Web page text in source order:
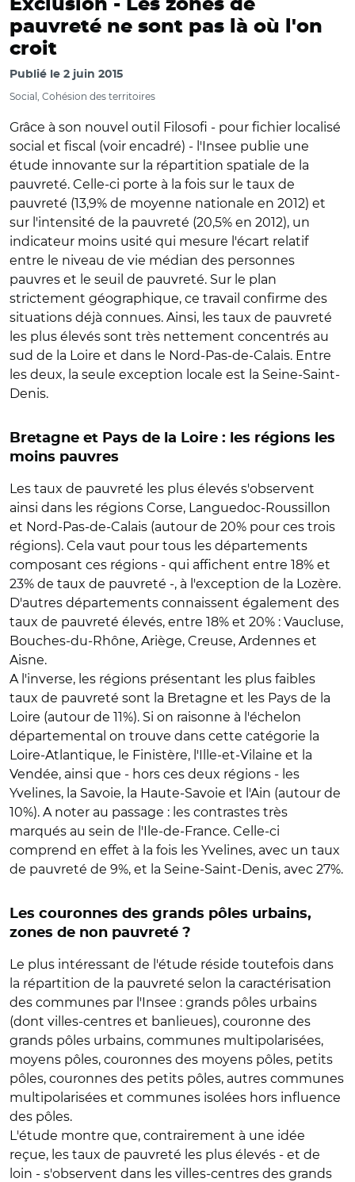
Exclusion - Les zones de
pauvreté ne sont pas là où l'on
croit
Publié le 2 juin 2015
Social, Cohésion des territoires
Grâce à son nouvel outil Filosofi - pour fichier localisé
social et fiscal (voir encadré) - l'Insee publie une
étude innovante sur la répartition spatiale de la
pauvreté. Celle-ci porte à la fois sur le taux de
pauvreté (13,9% de moyenne nationale en 2012) et
sur l'intensité de la pauvreté (20,5% en 2012), un
indicateur moins usité qui mesure l'écart relatif
entre le niveau de vie médian des personnes
pauvres et le seuil de pauvreté. Sur le plan
strictement géographique, ce travail confirme des
situations déjà connues. Ainsi, les taux de pauvreté
les plus élevés sont très nettement concentrés au
sud de la Loire et dans le Nord-Pas-de-Calais. Entre
les deux, la seule exception locale est la Seine-Saint-
Denis.
Bretagne et Pays de la Loire : les régions les
moins pauvres
Les taux de pauvreté les plus élevés s'observent
ainsi dans les régions Corse, Languedoc-Roussillon
et Nord-Pas-de-Calais (autour de 20% pour ces trois
régions). Cela vaut pour tous les départements
composant ces régions - qui affichent entre 18% et
23% de taux de pauvreté -, à l'exception de la Lozère.
D'autres départements connaissent également des
taux de pauvreté élevés, entre 18% et 20% : Vaucluse,
Bouches-du-Rhône, Ariège, Creuse, Ardennes et
Aisne.
A l'inverse, les régions présentant les plus faibles
taux de pauvreté sont la Bretagne et les Pays de la
Loire (autour de 11%). Si on raisonne à l'échelon
départemental on trouve dans cette catégorie la
Loire-Atlantique, le Finistère, l'Ille-et-Vilaine et la
Vendée, ainsi que - hors ces deux régions - les
Yvelines, la Savoie, la Haute-Savoie et l'Ain (autour de
10%). A noter au passage : les contrastes très
marqués au sein de l'Ile-de-France. Celle-ci
comprend en effet à la fois les Yvelines, avec un taux
de pauvreté de 9%, et la Seine-Saint-Denis, avec 27%.
Les couronnes des grands pôles urbains,
zones de non pauvreté ?
Le plus intéressant de l'étude réside toutefois dans
la répartition de la pauvreté selon la caractérisation
des communes par l'Insee : grands pôles urbains
(dont villes-centres et banlieues), couronne des
grands pôles urbains, communes multipolarisées,
moyens pôles, couronnes des moyens pôles, petits
pôles, couronnes des petits pôles, autres communes
multipolarisées et communes isolées hors influence
des pôles.
L'étude montre que, contrairement à une idée
reçue, les taux de pauvreté les plus élevés - et de
loin - s'observent dans les villes-centres des grands